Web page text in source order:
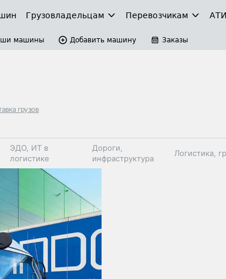
Грузовладельцам Перевозчикам
машины Добавить машину Заказы
грузов
ЭДО, ИТ в
логистике
Дороги,
инфраструктура
Логистика,
Коммерческий